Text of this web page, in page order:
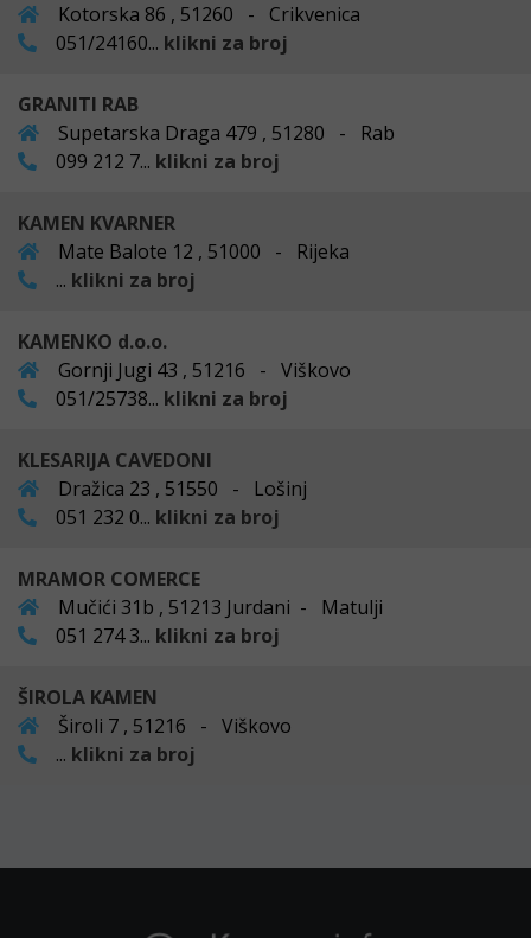
Kotorska 86 , 51260 - Crikvenica
051/24160... klikni za broj
GRANITI RAB
Supetarska Draga 479 , 51280 - Rab
099 212 7... klikni za broj
KAMEN KVARNER
Mate Balote 12 , 51000 - Rijeka
... klikni za broj
KAMENKO d.o.o.
Gornji Jugi 43 , 51216 - Viškovo
051/25738... klikni za broj
KLESARIJA CAVEDONI
Dražica 23 , 51550 - Lošinj
051 232 0... klikni za broj
MRAMOR COMERCE
Mučići 31b , 51213 Jurdani - Matulji
051 274 3... klikni za broj
ŠIROLA KAMEN
Široli 7 , 51216 - Viškovo
... klikni za broj